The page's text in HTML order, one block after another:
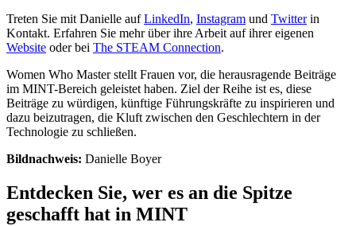
Treten Sie mit Danielle aufLinkedIn, Instagram und Twitterin
Kontakt. Erfahren Sie mehr über ihre Arbeit auf ihrer eigenen
Website oder bei The STEAM Connection.
Women Who Master stellt Frauen vor, die herausragende Beiträge
im MINT-Bereich geleistet haben. Ziel der Reihe ist es, diese
Beiträge zu würdigen, künftige Führungskräfte zu inspirieren und
dazu beizutragen, die Kluft zwischen den Geschlechtern in der
Technologie zu schließen.
Bildnachweis: Danielle Boyer
Entdecken Sie, wer es an die Spitze
geschafft hat in MINT